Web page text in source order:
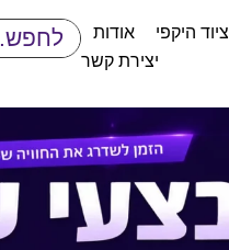
ציוד היקפי
אודות
יצירת קשר